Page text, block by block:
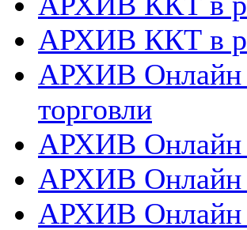
АРХИВ ККТ в
АРХИВ Онлайн
торговли
АРХИВ Онлайн
АРХИВ Онлайн
АРХИВ Онлайн